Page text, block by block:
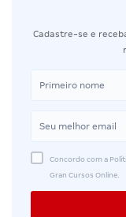
Cadastre-se e
Concordo com a
Gran Cursos Online.